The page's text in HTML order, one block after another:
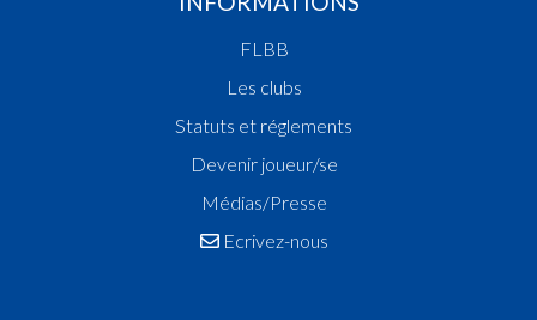
FLBB
Les clubs
Statuts et réglements
Devenir joueur/se
Médias/Presse
Ecrivez-nous